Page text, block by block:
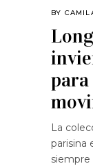
BY
La
parisina
siempre